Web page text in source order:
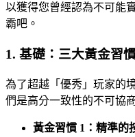
以獲得您曾經認為不可能
霸吧。
1. 基礎：三大黃金習
為了超越「優秀」玩家的
們是高分一致性的不可協
黃金習慣 1：精準的